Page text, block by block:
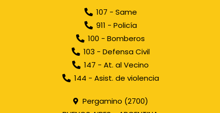
107 - Same
911 - Policía
100 - Bomberos
103 - Defensa Civil
147 - At. al Vecino
144 - Asist. de violencia
Pergamino (2700)